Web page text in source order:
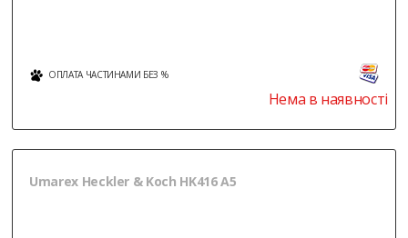
ОПЛАТА ЧАСТИНАМИ БЕЗ %
Нема в наявності
Umarex Heckler & Koch HK416 A5